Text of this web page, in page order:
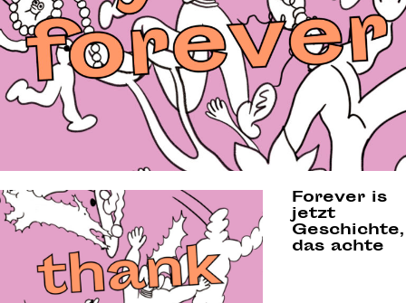
Forever is
jetzt
Geschichte,
das achte